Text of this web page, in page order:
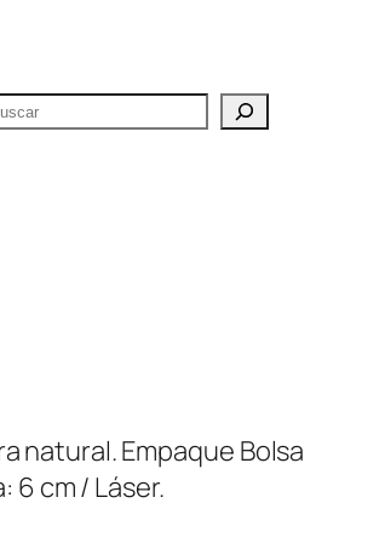
natural. Empaque Bolsa
6 cm / Láser.